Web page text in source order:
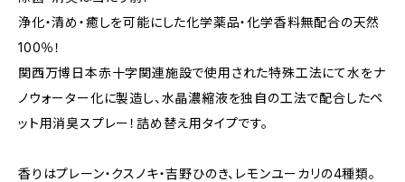
浄化・清め・癒しを可能にした化学薬品・化学香料無配合の天然
100％！
関西万博日本赤十字関連施設で使用された特殊工法にて水をナ
ノウォーター化に製造し、水晶濃縮液を独自の工法で配合したペ
ット用消臭スプレー！詰め替え用タイプです。
香りはプレーン・クスノキ・吉野ひのき、レモンユーカリの4種類。